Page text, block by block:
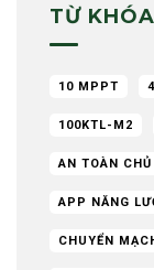
TỪ KHÓA
10 MPPT
100KTL-M2
AN TOÀN
APP NĂNG
CHUYỂN